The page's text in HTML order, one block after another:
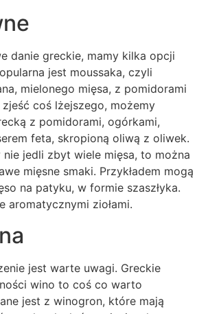
danie greckie, mamy kilka opcji
jest moussaka, czyli
mielonego mięsa, z pomidorami
coś lżejszego, możemy
z pomidorami, ogórkami,
feta, skropioną oliwą z oliwek.
jedli zbyt wiele mięsa, to można
mięsne smaki. Przykładem mogą
na patyku, w formie szaszłyka.
aromatycznymi ziołami.
jest warte uwagi. Greckie
wino to coś co warto
jest z winogron, które mają